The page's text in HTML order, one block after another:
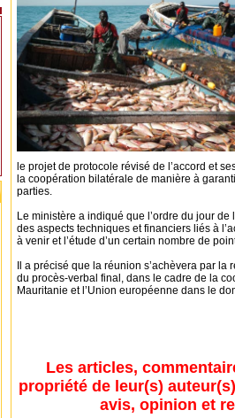
le projet de protocole révisé de l’accord et
la coopération bilatérale de manière à
parties.
Le ministère a indiqué que l’ordre du jour
des aspects techniques et financiers liés à
à venir et l’étude d’un certain nombre de
Il a précisé que la réunion s’achèvera par la
du procès-verbal final, dans le cadre de la
Mauritanie et l’Union européenne dans le
Les articles,
propriété de leur(s)
avis, opinion et